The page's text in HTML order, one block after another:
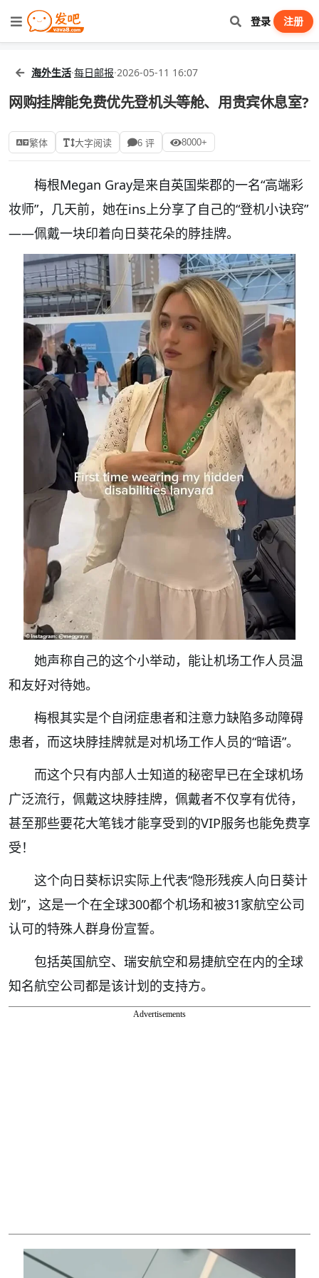
登录 注册
海外生活·每日邮报·2026-05-11 16:07
网购挂牌能免费优先登机头等舱、用贵宾休息室?
繁体 大字阅读 6 评 8000+
梅根Megan Gray是来自英国柴郡的一名“高端彩
妆师”，几天前，她在ins上分享了自己的“登机小诀窍”
——佩戴一块印着向日葵花朵的脖挂牌。
她声称自己的这个小举动，能让机场工作人员温
和友好对待她。
梅根其实是个自闭症患者和注意力缺陷多动障碍
患者，而这块脖挂牌就是对机场工作人员的“暗语”。
而这个只有内部人士知道的秘密早已在全球机场
广泛流行，佩戴这块脖挂牌，佩戴者不仅享有优待，
甚至那些要花大笔钱才能享受到的VIP服务也能免费享
受！
这个向日葵标识实际上代表“隐形残疾人向日葵计
划”，这是一个在全球300都个机场和被31家航空公司
认可的特殊人群身份宣誓。
包括英国航空、瑞安航空和易捷航空在内的全球
知名航空公司都是该计划的支持方。
Advertisements